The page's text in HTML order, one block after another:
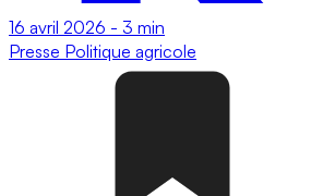
16 avril 2026 - 3 min
Presse Politique agricole